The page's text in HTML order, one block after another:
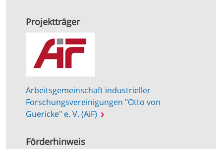
Projektträger
Arbeitsgemeinschaft industrieller
Forschungsvereinigungen "Otto von
Guericke" e. V. (AiF)
Förderhinweis